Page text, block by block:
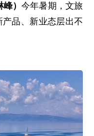
峰）今年暑期，文旅
品、新业态层出不